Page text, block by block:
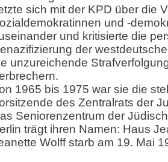
sich mit der KPD über die
und -
und kritisierte die
der
unzureichende
1965 bis 1975 war sie die
des Zentralrats der
Seniorenzentrum der
trägt ihren Namen: Haus
Wolff starb am 19. Mai